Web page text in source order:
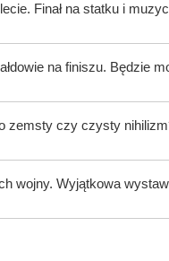
Finał na statku i
na finiszu. Będzie
zemsty czy czysty
wojny. Wyjątkowa